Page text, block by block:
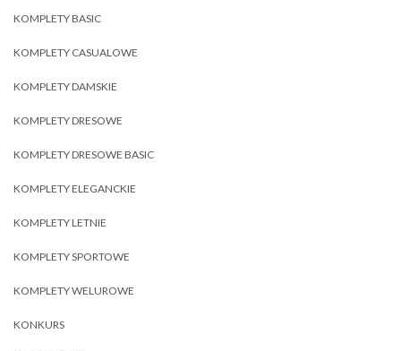
KOMPLETY BASIC
KOMPLETY CASUALOWE
KOMPLETY DAMSKIE
KOMPLETY DRESOWE
KOMPLETY DRESOWE BASIC
KOMPLETY ELEGANCKIE
KOMPLETY LETNIE
KOMPLETY SPORTOWE
KOMPLETY WELUROWE
KONKURS